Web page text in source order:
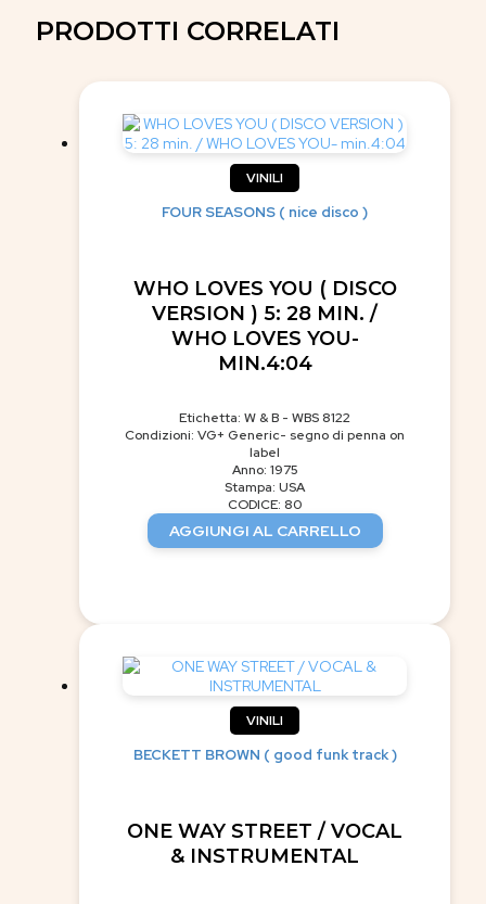
PRODOTTI CORRELATI
VINILI
FOUR SEASONS ( nice disco )
WHO LOVES YOU ( DISCO
VERSION ) 5: 28 MIN. /
WHO LOVES YOU-
MIN.4:04
Etichetta: W & B - WBS 8122
Condizioni: VG+ Generic- segno di penna on
label
Anno: 1975
Stampa: USA
CODICE: 80
AGGIUNGI AL CARRELLO
VINILI
BECKETT BROWN ( good funk track )
ONE WAY STREET / VOCAL
& INSTRUMENTAL